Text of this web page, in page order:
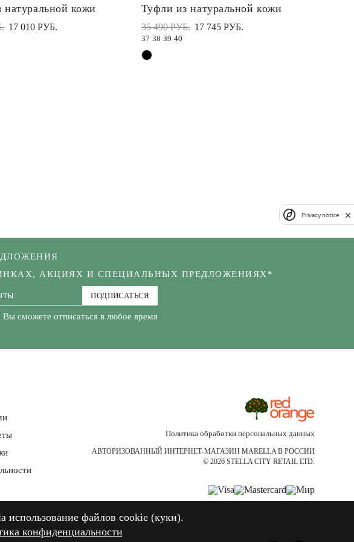
кожи
17 010 РУБ.
Туфли из натуральной кожи
35 490 РУБ. 17 745 РУБ.
37 38 39 40
АКЦИЯХ И СПЕЦИАЛЬНЫХ ПРЕДЛОЖЕНИЯХ*
ПОДПИСАТЬСЯ
Вы сможете отписаться в любое время
Политика обработки персональных данных
АВТОРИЗОВАННЫЙ ИНТЕРНЕТ-МАГАЗИН MARELLA В РОССИИ
© 2026 STELLA CITY RETAIL LTD.
использование файлов cookie (куки).
конфиденциальности
использование файлов cookie (куки).
конфиденциальности
Privacy notice